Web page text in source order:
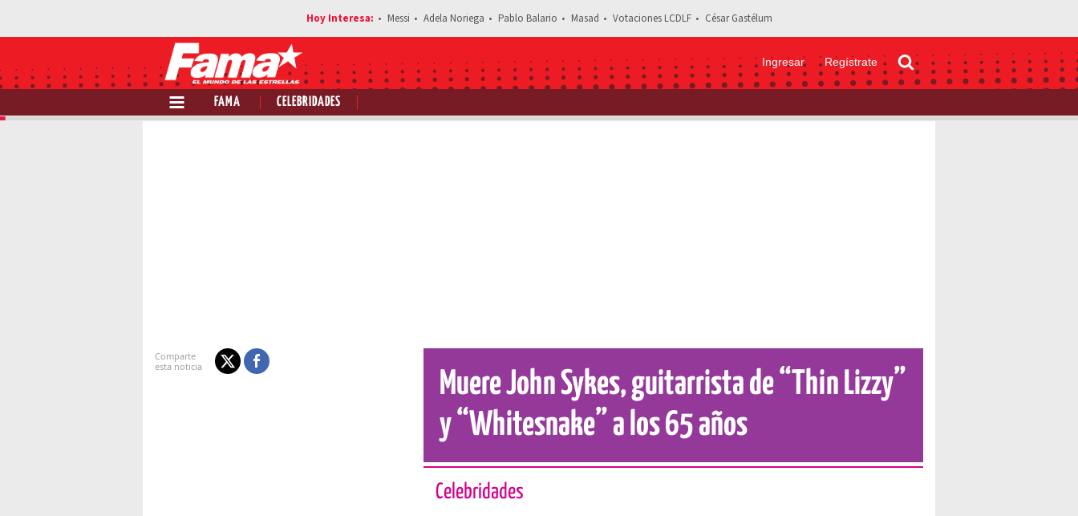
Messi Adela Noriega Pablo Balario Masad Votaciones LCDLF César Gastélum
Ingresar Regístrate
FAMA CELEBRIDADES
Estás leyendo: Muere John Sykes, guitarrista de “Thin Lizzy” y “Whitesnake” a los 65 años
Muere John Sykes, guitarrista de “Thin Lizzy”
y “Whitesnake” a los 65 años
Celebridades